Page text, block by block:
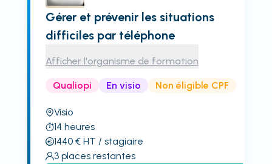
Gérer et prévenir les situations
difficiles par téléphone
Afficher l'organisme de formation
Qualiopi En visio Non éligible CPF
Visio
14 heures
1440€ HT / stagiaire
3 places restantes